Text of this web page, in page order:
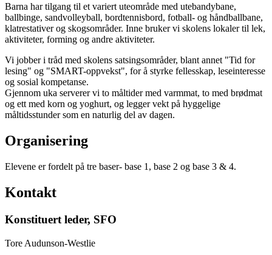
Barna har tilgang til et variert uteområde med utebandybane,
ballbinge, sandvolleyball, bordtennisbord, fotball- og håndballbane,
klatrestativer og skogsområder. Inne bruker vi skolens lokaler til lek,
aktiviteter, forming og andre aktiviteter.
Vi jobber i tråd med skolens satsingsområder, blant annet "Tid for
lesing" og "SMART-oppvekst", for å styrke fellesskap, leseinteresse
og sosial kompetanse.
Gjennom uka serverer vi to måltider med varmmat, to med brødmat
og ett med korn og yoghurt, og legger vekt på hyggelige
måltidsstunder som en naturlig del av dagen.
Organisering
Elevene er fordelt på tre baser- base 1, base 2 og base 3 & 4.
Kontakt
Konstituert leder, SFO
Tore Audunson-Westlie